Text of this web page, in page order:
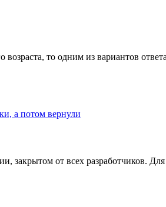
возраста, то одним из вариантов
а потом вернули
закрытом от всех разработчиков.